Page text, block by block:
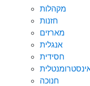
מקהלות
חזנות
מארזים
אנגלית
חסידית
חנוכה